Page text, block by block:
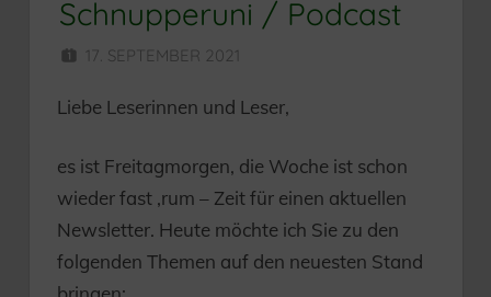
Schnupperuni / Podcast
17. SEPTEMBER 2021
Liebe Leserinnen und Leser,
es ist Freitagmorgen, die Woche ist schon
wieder fast ‚rum – Zeit für einen aktuellen
Newsletter. Heute möchte ich Sie zu den
folgenden Themen auf den neuesten Stand